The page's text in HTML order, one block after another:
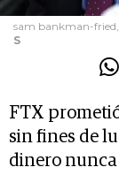
sam bankman-fried,
S
FTX
sin fines de
dinero nunca